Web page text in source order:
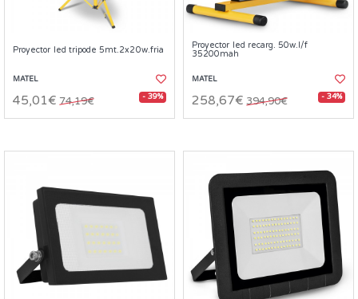
Proyector led tripode 5mt.2x20w.fria
MATEL
45,01€ 74,19€ - 39%
Proyector led recarg. 50w.l/f
35200mah
MATEL
258,67€ 394,90€ - 34%